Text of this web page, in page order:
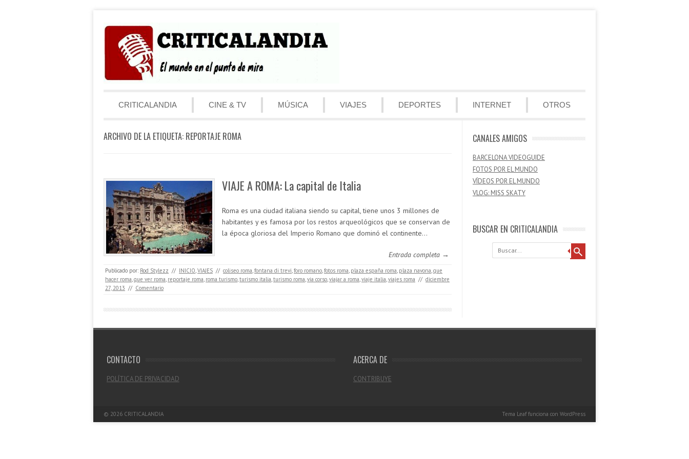
Menú
CRITICALANDIA
CINE & TV MÚSICA VIAJES DEPORTES INTERNET OTROS
ARCHIVO DE LA ETIQUETA: REPORTAJE ROMA
VIAJE A ROMA: La capital de Italia
Roma es una ciudad italiana siendo su capital, tiene unos 3 millones de
habitantes y es famosa por los restos arqueológicos que se conservan de
la época gloriosa del Imperio Romano que dominó el continente…
Entrada completa →
Publicado por: Rod Stylezz // INICIO,VIAJES // coliseo roma,fontana di trevi,foro romano,fotos roma, plaza españa roma, plaza navona,que
hacer roma,que ver roma, reportaje roma, roma turismo,turismo italia,turismo roma,via corso,viajar a roma,viaje italia,viajes roma // diciembre
27, 2013 // Comentario
CANALES AMIGOS
BARCELONA VIDEOGUIDE
FOTOS POR EL MUNDO
VÍDEOS POR EL MUNDO
VLOG: MISS SKATY
BUSCAR EN CRITICALANDIA
Buscar
CONTACTO
POLÍTICA DE PRIVACIDAD
ACERCA DE
CONTRIBUYE
© 2026 CRITICALANDIA Tema Leaffunciona con WordPress